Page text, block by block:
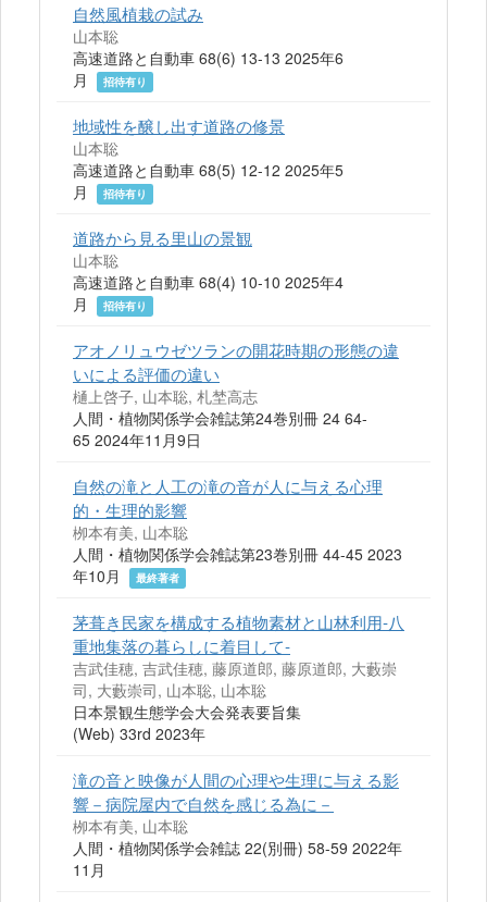
自然風植栽の試み
山本聡
高速道路と自動車 68(6) 13-13 2025年6
月
招待有り
地域性を醸し出す道路の修景
山本聡
高速道路と自動車 68(5) 12-12 2025年5
月
招待有り
道路から見る里山の景観
山本聡
高速道路と自動車 68(4) 10-10 2025年4
月
招待有り
アオノリュウゼツランの開花時期の形態の違
いによる評価の違い
樋上啓子, 山本聡, 札埜高志
人間・植物関係学会雑誌第24巻別冊 24 64-
65 2024年11月9日
自然の滝と人工の滝の音が人に与える心理
的・生理的影響
栁本有美, 山本聡
人間・植物関係学会雑誌第23巻別冊 44-45 2023
年10月
最終著者
茅葺き民家を構成する植物素材と山林利用-八
重地集落の暮らしに着目して-
吉武佳穂, 吉武佳穂, 藤原道郎, 藤原道郎, 大藪崇
司, 大藪崇司, 山本聡, 山本聡
日本景観生態学会大会発表要旨集
(Web) 33rd 2023年
滝の音と映像が人間の心理や生理に与える影
響－病院屋内で自然を感じる為に－
栁本有美, 山本聡
人間・植物関係学会雑誌 22(別冊) 58-59 2022年
11月